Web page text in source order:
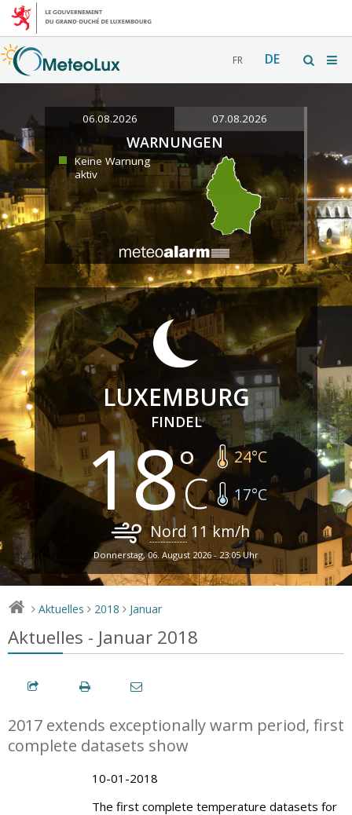
FR DE
06.08.2026 07.08.2026
WARNUNGEN
Keine Warnung
aktiv
LUXEMBURG
FINDEL
18 24°C
17°C
Nord 11km/h
Donnerstag, 06. August 2026 - 23:05 Uhr
> Aktuelles > 2018 > Januar
Aktuelles - Januar 2018
2017 extends exceptionally warm period, first
complete datasets show
10-01-2018
The first complete temperature datasets for